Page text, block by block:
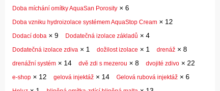
Doba míchání omítky AquaSan Porosity × 6
Doba vzniku hydroizolace systémem AquaStop Cream × 12
Dodací doba × 9 Dodatečná izolace základů × 4
Dodatečná izolace zdiva × 1 dožilost izolace × 1 drenáž × 8
drenážní systém × 14 dvě zdi s mezerou × 8 dvojité zdivo × 22
e-shop × 12 gelová injektáž × 14 Gelová rubová injektáž × 6